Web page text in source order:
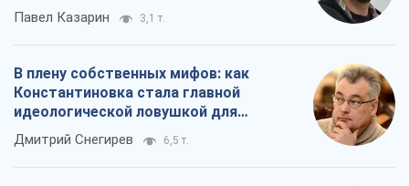
Павел Казарин 3,1 т.
В плену собственных мифов: как
Константиновка стала главной
идеологической ловушкой для
российских оккупантов
Дмитрий Снегирев 6,5 т.